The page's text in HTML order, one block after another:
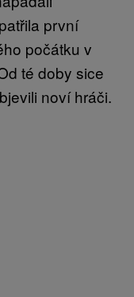
první
počátku v
té doby sice
noví hráči.